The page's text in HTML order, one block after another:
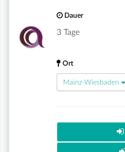
Dauer
3 Tage
Ort
Mainz-Wiesbaden